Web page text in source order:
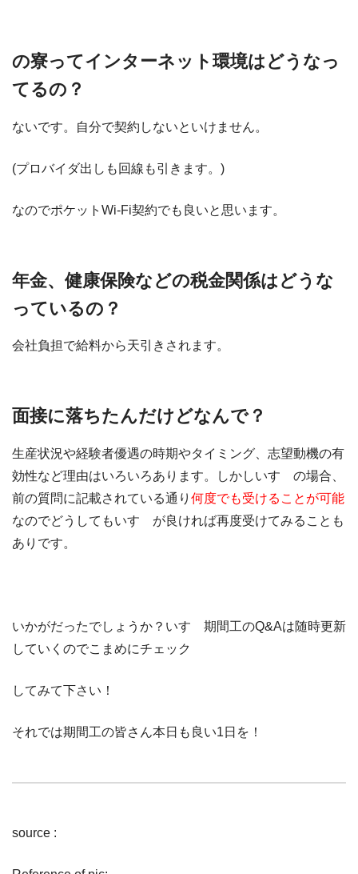
の寮ってインターネット環境はどうなっ
てるの？
ないです。自分で契約しないといけません。
(プロバイダ出しも回線も引きます。)
なのでポケットWi-Fi契約でも良いと思います。
年金、健康保険などの税金関係はどうな
っているの？
会社負担で給料から天引きされます。
面接に落ちたんだけどなんで？
生産状況や経験者優遇の時期やタイミング、志望動機の有
効性など理由はいろいろあります。しかしいすゞの場合、
前の質問に記載されている通り 何度でも受けることが可能
なのでどうしてもいすゞが良ければ再度受けてみることも
ありです。
いかがだったでしょうか？いすゞ期間工のQ&Aは随時更新
していくのでこまめにチェック
してみて下さい！
それでは期間工の皆さん本日も良い1日を！
source :